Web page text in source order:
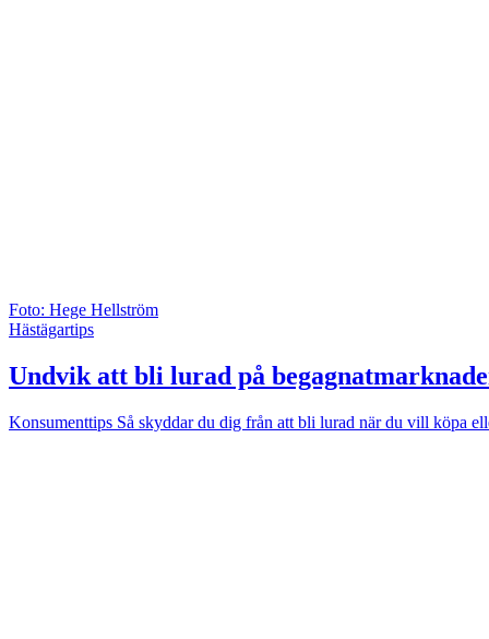
Foto: Hege Hellström
Hästägartips
Undvik att bli lurad på
Konsumenttips Så skyddar du dig från att bli lurad när du vill köpa